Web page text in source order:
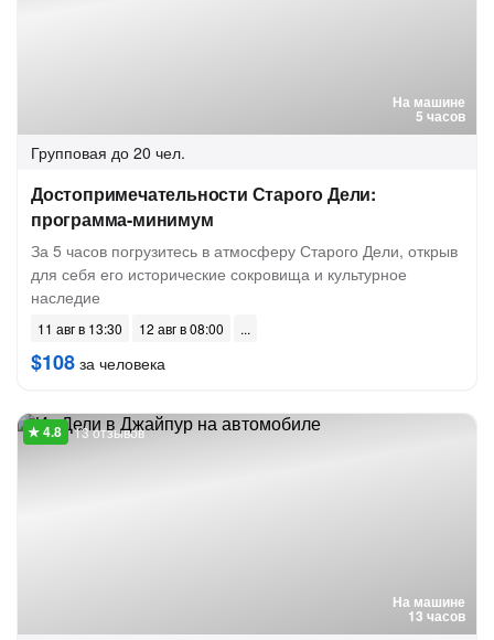
На машине
5 часов
Групповая до 20 чел.
Достопримечательности Старого Дели:
программа-минимум
За 5 часов погрузитесь в атмосферу Старого Дели, открыв
для себя его исторические сокровища и культурное
наследие
11 авг в 13:30 12 авг в 08:00
$108 за человека
На машине
13 часов
13 отзывов